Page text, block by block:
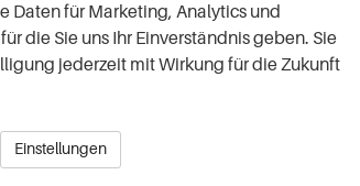
Getriebe
Automatik
Außenfarbe Brilliant Silber Metallic
€
Daten für Marketing, Analytics und
die Sie uns Ihr Einverständnis geben. Sie
jederzeit mit Wirkung für die Zukunft
Einstellungen